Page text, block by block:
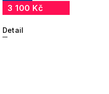
3 100 Kč
Detail